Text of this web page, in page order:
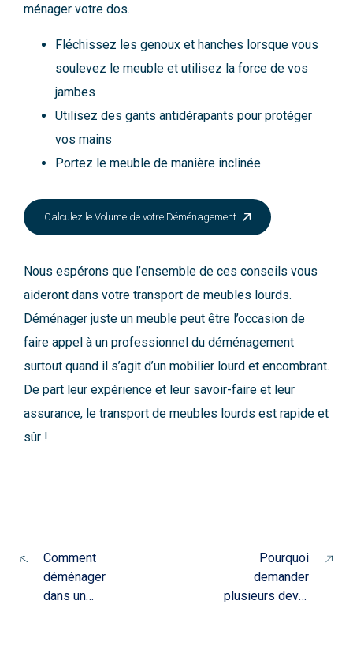
ménager votre dos.
Fléchissez les genoux et hanches lorsque vous
soulevez le meuble et utilisez la force de vos
jambes
Utilisez des gants antidérapants pour protéger
vos mains
Portez le meuble de manière inclinée
Calculez le Volume de votre Déménagement
Nous espérons que l’ensemble de ces conseils vous
aideront dans votre transport de meubles lourds.
Déménager juste un meuble peut être l’occasion de
faire appel à un professionnel du déménagement
surtout quand il s’agit d’un mobilier lourd et encombrant.
De part leur expérience et leur savoir-faire et leur
assurance, le transport de meubles lourds est rapide et
sûr !
Comment
déménager
dans un
Pourquoi
demander
plusieurs devis